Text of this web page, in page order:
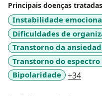
Principais doenças tratadas
Instabilidade
Dificuldades de
Transtorno da
Transtorno do espectro
Bipolaridade
+34